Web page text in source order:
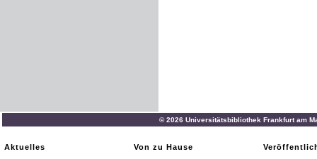
© 2026 Universitätsbibliothek Frankfurt am
Aktuelles
Von zu Hause